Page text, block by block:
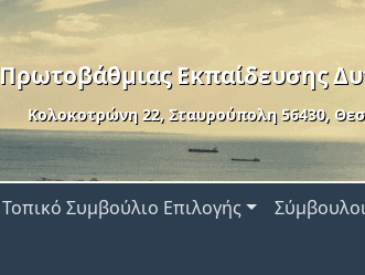
Εκπαίδευσης
Κολοκοτρώνη 22, Σταυρούπολη 56430,
Τοπικό Συμβούλιο Επιλογής